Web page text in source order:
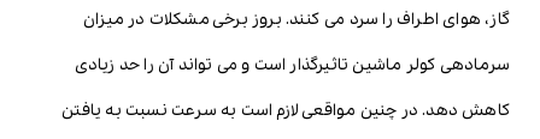
گاز، هوای اطراف را سرد می کنند. بروز برخی مشکلات در میزان
سرمادهی کولر ماشین تاثیرگذار است و می تواند آن را حد زیادی
کاهش دهد. در چنین مواقعی لازم است به سرعت نسبت به یافتن